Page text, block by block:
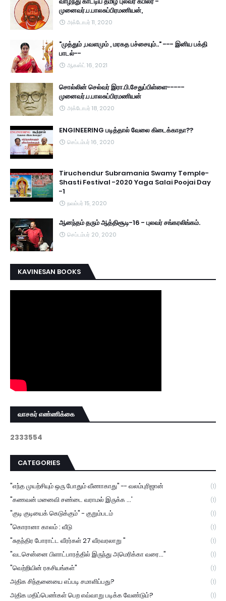
முனைவர்.ப.பாலசுப்பிரமணியன்,
அக்டோபர் 11, 2020
"முத்தும் ,பவளமும் , மரகத பச்சையும்.." --- இனிய பக்தி
பாடல்--
ஆகஸ்ட் 16, 2021
சொல்லின் செல்வர் இரா.பி.சேதுப்பிள்ளை-----
முனைவர்.ப.பாலசுப்பிரமணியன்
அக்டோபர் 18, 2020
ENGINEERING படித்தால் வேலை கிடைக்காதா??
செப்டம்பர் 16, 2020
Tiruchendur Subramania Swamy Temple-
Shasti Festival -2020 Yaga Salai Poojai Day
-1
நவம்பர் 15, 2020
ஆனந்தம் தரும் ஆத்திசூடி-16 - புலவர் சங்கரலிங்கம்.
செப்டம்பர் 20, 2020
KAVINESAN BOOKS
வாசகர் எண்ணிக்கை
2333554
CATEGORIES
"எந்த முயற்சியும் ஒரு போதும் வீணாகாது" -- வலம்புரிஜான் (1)
"கணவன் மனைவி சண்டை வராமல் இருக்க ...' (1)
"குடி குடியைக் கெடுக்கும்" - குறும்படம் (1)
"கொரானா காலம் : வீடு (1)
"சுதந்திர போராட்ட வீரர்கள் 27 வீரவரலாறு " (1)
"வடசென்னை பிளாட்பாரத்தில் இருந்து அமெரிக்கா வரை..." (1)
"வெற்றியின் ரகசியங்கள்" (1)
அதிக சிந்தனையை எப்படி சமாளிப்பது? (1)
அதிக மதிப்பெண்கள் பெற எவ்வாறு படிக்க வேண்டும்? (1)